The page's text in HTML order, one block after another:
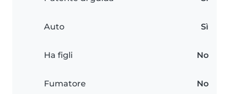
Auto Sì
Ha figli No
Fumatore No